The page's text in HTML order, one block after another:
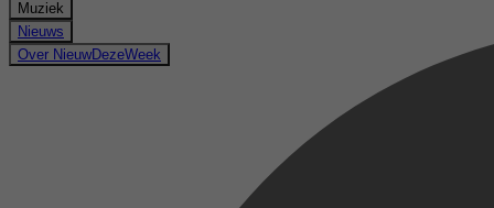
Muziek
Nieuws
Over NieuwDezeWeek